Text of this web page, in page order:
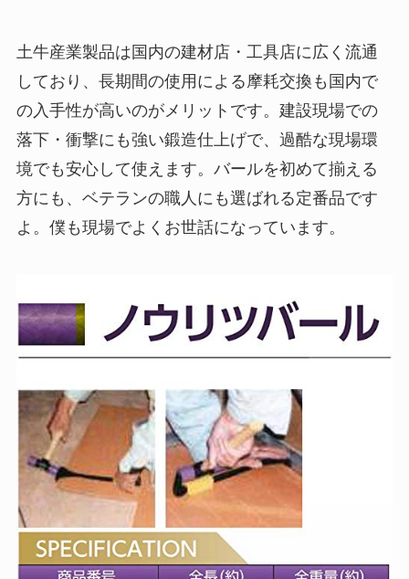
土牛産業製品は国内の建材店・工具店に広く流通
しており、長期間の使用による摩耗交換も国内で
の入手性が高いのがメリットです。建設現場での
落下・衝撃にも強い鍛造仕上げで、過酷な現場環
境でも安心して使えます。バールを初めて揃える
方にも、ベテランの職人にも選ばれる定番品です
よ。僕も現場でよくお世話になっています。